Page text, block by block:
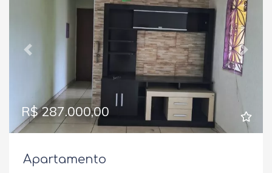
Previous Next
R$ 287.000,00
Apartamento